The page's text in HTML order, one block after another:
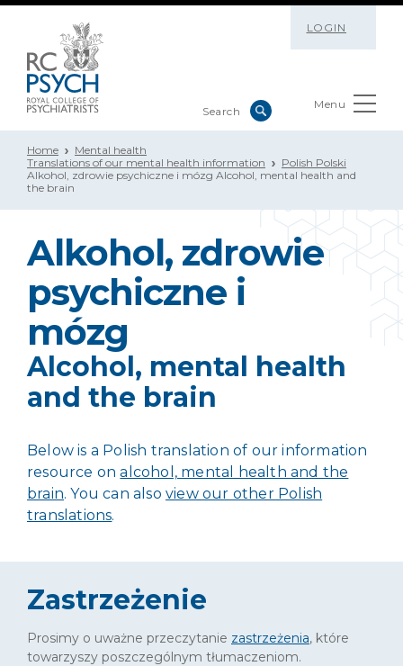
LOGIN
Menu
Home
Mental health
Translations of our mental health information
Polish Polski
Alkohol, zdrowie psychiczne i mózg Alcohol, mental health and
the brain
Alkohol, zdrowie
psychiczne i
mózg
Alcohol, mental health
and the brain
Below is a Polish translation of our information
resource onalcohol, mental health and the
brain. You can also view our other Polish
translations.
Zastrzeżenie
Prosimy o uważne przeczytanie zastrzeżenia, które
towarzyszy poszczególnym tłumaczeniom.